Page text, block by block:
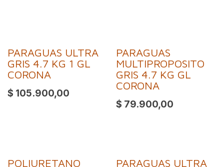
¡Nuevo!
PARAGUAS ULTRA
GRIS 4.7 KG 1 GL
CORONA
$ 105.900,00
¡Nuevo!
PARAGUAS
MULTIPROPOSITO
GRIS 4.7 KG GL
CORONA
$ 79.900,00
POLIURETANO
PARAGUAS ULTRA